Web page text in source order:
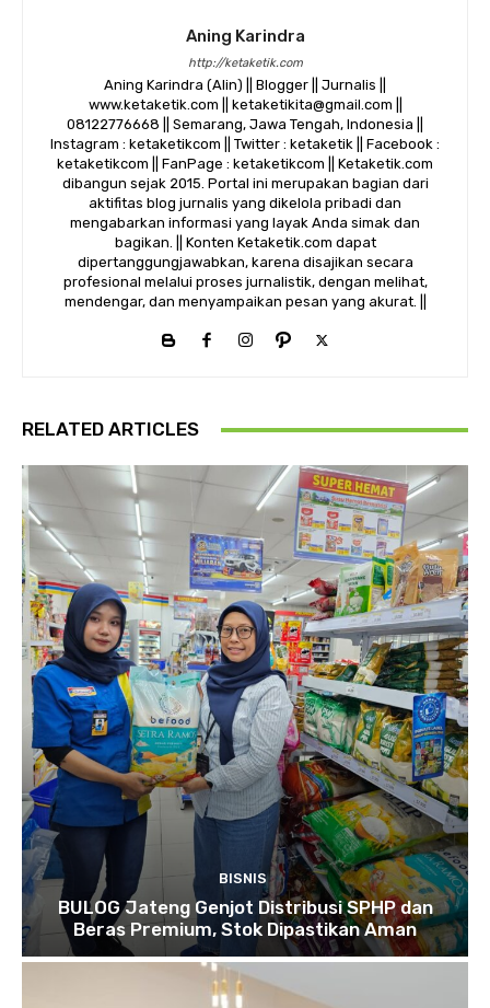
Aning Karindra
http://ketaketik.com
Aning Karindra (Alin) || Blogger || Jurnalis ||
www.ketaketik.com || ketaketikita@gmail.com ||
08122776668 || Semarang, Jawa Tengah, Indonesia ||
Instagram : ketaketikcom || Twitter : ketaketik || Facebook :
ketaketikcom || FanPage : ketaketikcom || Ketaketik.com
dibangun sejak 2015. Portal ini merupakan bagian dari
aktifitas blog jurnalis yang dikelola pribadi dan
mengabarkan informasi yang layak Anda simak dan
bagikan. || Konten Ketaketik.com dapat
dipertanggungjawabkan, karena disajikan secara
profesional melalui proses jurnalistik, dengan melihat,
mendengar, dan menyampaikan pesan yang akurat. ||
RELATED ARTICLES
BISNIS
BULOG Jateng Genjot Distribusi SPHP dan
Beras Premium, Stok Dipastikan Aman